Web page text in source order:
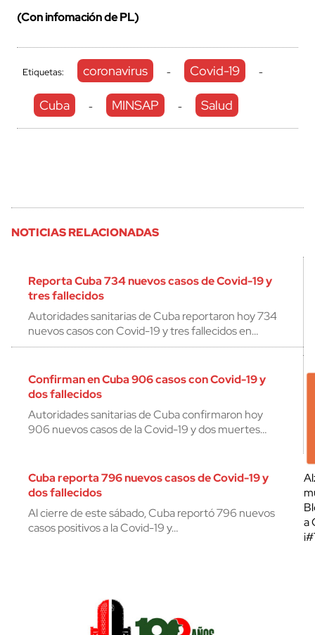
(Con infomación de PL)
Etiquetas: coronavirus - Covid-19 -
Cuba - MINSAP - Salud
NOTICIAS RELACIONADAS
Reporta Cuba 734 nuevos casos de Covid-19 y
tres fallecidos
Autoridades sanitarias de Cuba reportaron hoy 734
nuevos casos con Covid-19 y tres fallecidos en…
Confirman en Cuba 906 casos con Covid-19 y
dos fallecidos
Autoridades sanitarias de Cuba confirmaron hoy
906 nuevos casos de la Covid-19 y dos muertes…
Cuba reporta 796 nuevos casos de Covid-19 y
dos fallecidos
Al cierre de este sábado, Cuba reportó 796 nuevos
casos positivos a la Covid-19 y…
a